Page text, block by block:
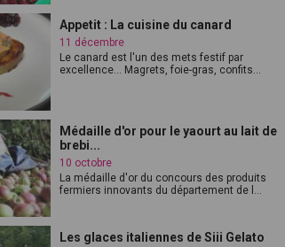
Appetit : La cuisine du canard
11 décembre
Le canard est l'un des mets festif par
excellence... Magrets, foie-gras, confits...
Médaille d'or pour le yaourt au lait de
brebi...
10 octobre
La médaille d'or du concours des produits
fermiers innovants du département de l...
Les glaces italiennes de Siii Gelato